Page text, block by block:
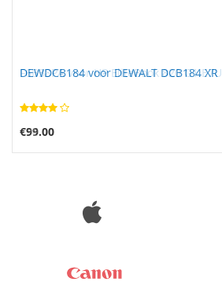
DEWDCB184 voor DEWALT DCB184 XR
€99.00